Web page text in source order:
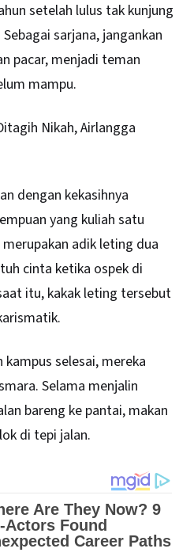
setelah lulus tak kunjung
sarjana, jangankan
pacar, menjadi teman
mampu.
Nikah, Airlangga
dengan kekasihnya
yang kuliah satu
adik leting dua
cinta ketika ospek di
itu, kakak leting tersebut
selesai, mereka
Selama menjalin
bareng ke pantai, makan
di tepi jalan.